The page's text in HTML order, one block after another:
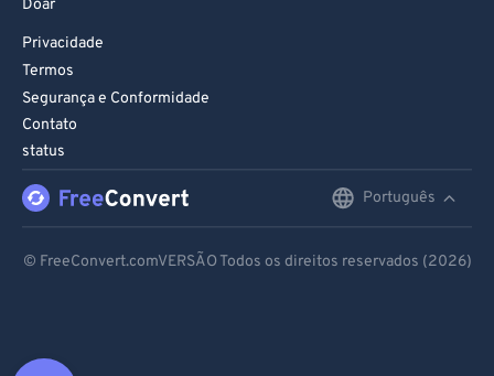
Doar
Privacidade
Termos
Segurança e Conformidade
Contato
status
Português
© FreeConvert.comVERSÃO Todos os direitos reservados (2026)